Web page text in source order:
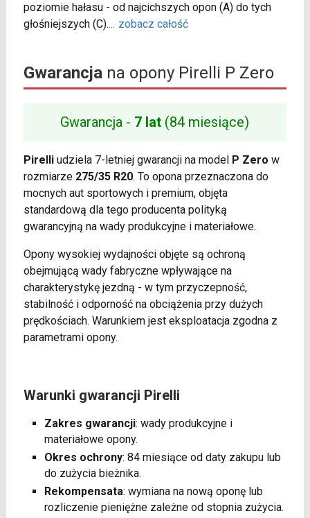
poziomie hałasu - od najcichszych opon (A) do tych
głośniejszych (C).... zobacz całość
Gwarancjana opony Pirelli P Zero
Gwarancja - 7 lat (84 miesiące)
Pirelliudziela 7-letniej gwarancji na model P Zero w
rozmiarze 275/35 R20. To opona przeznaczona do
mocnych aut sportowych i premium, objęta
standardową dla tego producenta polityką
gwarancyjną na wady produkcyjne i materiałowe.
Opony wysokiej wydajności objęte są ochroną
obejmującą wady fabryczne wpływające na
charakterystykę jezdną - w tym przyczepność,
stabilność i odporność na obciążenia przy dużych
prędkościach. Warunkiem jest eksploatacja zgodna z
parametrami opony.
Warunki gwarancji Pirelli
Zakres gwarancji: wady produkcyjne i
materiałowe opony.
Okres ochrony: 84 miesiące od daty zakupu lub
do zużycia bieżnika.
Rekompensata: wymiana na nową oponę lub
rozliczenie pieniężne zależne od stopnia zużycia.